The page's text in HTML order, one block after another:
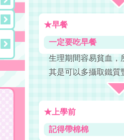
★早餐
一定要吃早餐
生理期間容易貧血，
其是可以多攝取鐵質
★上學前
記得帶棉棉